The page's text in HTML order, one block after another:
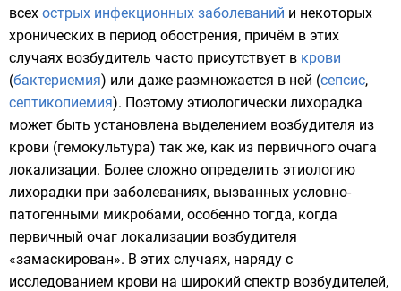
всех острых инфекционных заболеваний и некоторых
хронических в период обострения, причём в этих
случаях возбудитель часто присутствует в крови
(бактериемия) или даже размножается в ней (сепсис,
септикопиемия). Поэтому этиологически лихорадка
может быть установлена выделением возбудителя из
крови (гемокультура) так же, как из первичного очага
локализации. Более сложно определить этиологию
лихорадки при заболеваниях, вызванных условно-
патогенными микробами, особенно тогда, когда
первичный очаг локализации возбудителя
«замаскирован». В этих случаях, наряду с
исследованием крови на широкий спектр возбудителей,